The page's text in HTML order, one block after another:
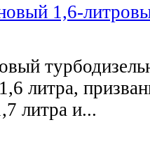
1,6-
литра,
литра и...